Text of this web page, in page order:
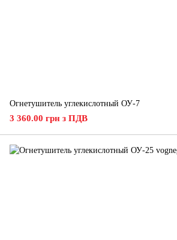
Огнетушитель углекислотный ОУ-7
3 360.00 грн з ПДВ